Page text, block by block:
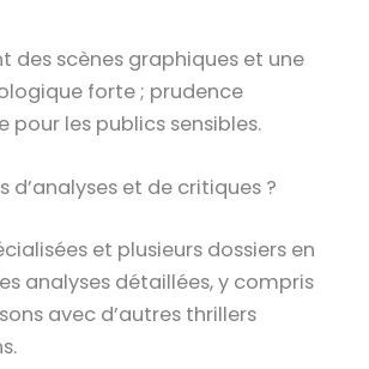
des scènes graphiques et une
forte ; prudence
pour les publics sensibles.
d’analyses et de critiques ?
et plusieurs dossiers en
analyses détaillées, y compris
avec d’autres thrillers